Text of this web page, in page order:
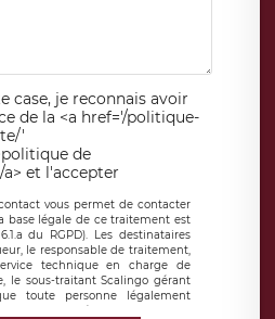
case, je reconnais avoir
de la <a href='/politique-
'
de
et l'accepter
vous permet de contacter
base légale de ce traitement est
du RGPD). Les destinataires
le responsable de traitement,
technique en charge de
le sous-traitant Scalingo gérant
toute personne légalement
de contact à destination du